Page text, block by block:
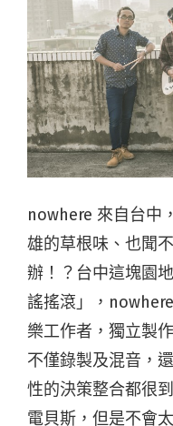
nowhere 來自台中
雄的草根味、也聞
辦！？台中這塊園
謠搖滾」，
樂工作者，獨立製
不僅錄製及混音，
性的決策整合都很
電貝斯，但是不會